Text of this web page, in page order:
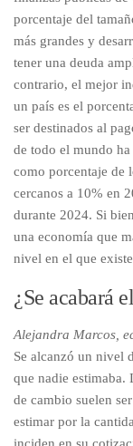
porcentaje del
más grandes y
tener una deuda
contrario, el mejor
un país es el
ser destinados al
de todo el mundo
como porcentaje de
cercanos a 10% en
durante 2024. Si
una economía que
nivel en el que
¿Se acabará
Alejandra Marcos,
Se alcanzó un nivel
que nadie estimaba.
de cambio suelen
estimar por la